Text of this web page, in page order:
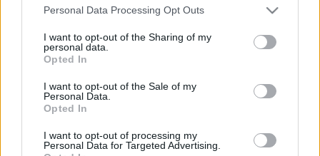
Please note that this website/app uses one or more Google
not limited to your visit or usage behaviour. You may click to
grant or deny consent to Google and its third-party tags to
use your data for below specified purposes in below Google
consent section.
Personal Data Processing Opt Outs
I want to opt-out of the Sharing of my
personal data.
Opted In
I want to opt-out of the Sale of my
Personal Data.
Opted In
I want to opt-out of processing my
Personal Data for Targeted Advertising.
2026. június. 22. 09:08
RÉSZEG FÉRFI RANDALÍROZOTT EGY
SZOMBATHELY MELLETTI TELEPÜLÉS
2026. június. 17. 09:00
Az asszisztenst arcon is ütötte.
MEGVERT EGY NŐVÉRT EGY RÉSZEG FÉRFI A
SZOMBATHELYI KÓRHÁZBAN